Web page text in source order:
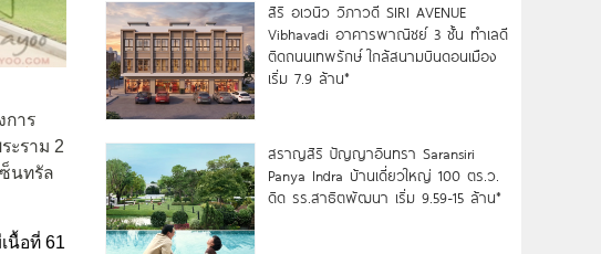
การ
ะราม 2
นทรัล
นื้อที่ 61
สิริ อเวนิว วิภาวดี SIRI AVENUE
Vibhavadi อาคารพาณิชย์ 3 ชั้น ทำเลดี
ติดถนนเทพรักษ์ ใกล้สนามบินดอนเมือง
เริ่ม 7.9 ล้าน*
สราญสิริ ปัญญาอินทรา Saransiri
Panya Indra บ้านเดี่ยวใหญ่ 100 ตร.ว.
ดิด รร.สาธิตพัฒนา เริ่ม 9.59-15 ล้าน*